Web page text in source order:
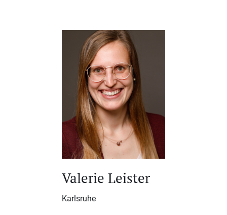
Valerie Leister
Karlsruhe